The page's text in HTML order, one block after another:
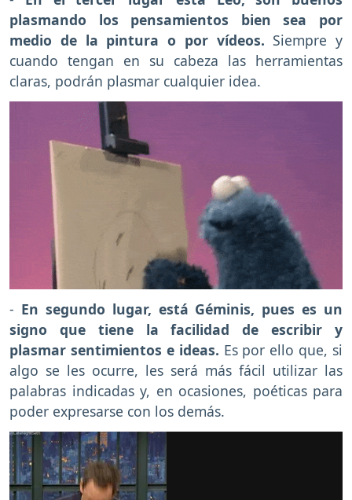
plasmando los pensamientos bien sea por
medio de la pintura o por vídeos. Siempre y
cuando tengan en su cabeza las herramientas
claras, podrán plasmar cualquier idea.
- En segundo lugar, está Géminis, pues es un
signo que tiene la facilidad de escribir y
plasmar sentimientos e ideas. Es por ello que, si
algo se les ocurre, les será más fácil utilizar las
palabras indicadas y, en ocasiones, poéticas para
poder expresarse con los demás.